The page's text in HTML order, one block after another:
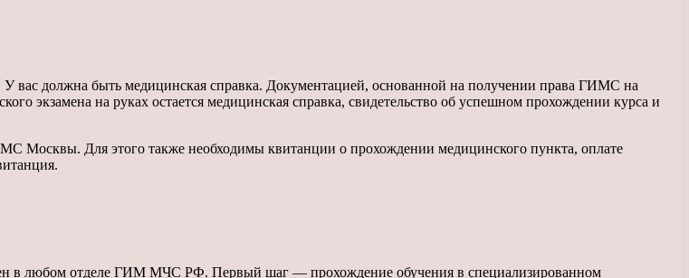
вас должна быть медицинская справка. Документацией, основанной на получении права ГИМС на
экзамена на руках остается медицинская справка, свидетельство об успешном прохождении курса и
Москвы. Для этого также необходимы квитанции о прохождении медицинского пункта, оплате
в любом отделе ГИМ МЧС РФ. Первый шаг — прохождение обучения в специализированном